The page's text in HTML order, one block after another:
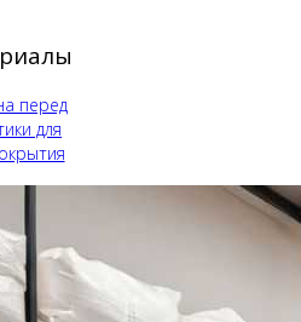
перед
для